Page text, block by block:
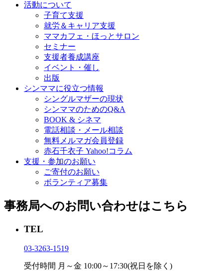
活動について
子育て支援
就労＆キャリア支援
ママカフェ・ほっとサロン
セミナー
支援者養成講座
イベント・催し
出版
シンママに役立つ情報
シングルマザーの現状
シンママのためのQ&A
BOOK & シネマ
電話相談・メール相談
無料メルマガ会員登録
赤石千衣子 Yahoo!コラム
支援・参加のお願い
ご寄付のお願い
ボランティア募集
事務局へのお問い合わせはこちら
TEL
03-3263-1519
受付時間 月～金 10:00～17:30(祝日を除く)